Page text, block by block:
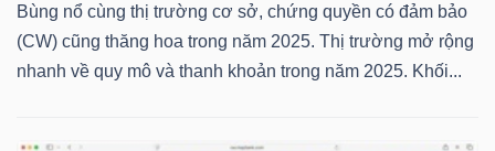
Bùng nổ cùng thị trường cơ sở, chứng quyền có đảm bảo
(CW) cũng thăng hoa trong năm 2025. Thị trường mở rộng
nhanh về quy mô và thanh khoản trong năm 2025. Khối...
CÔNG
CỤ